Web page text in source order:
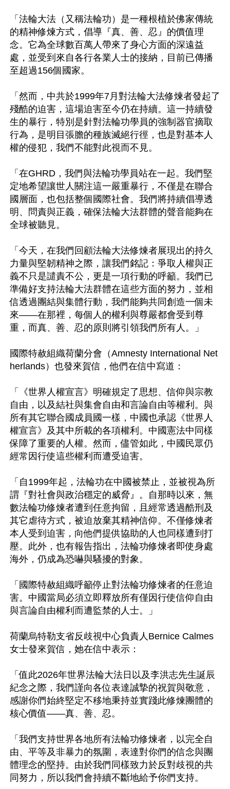
「法輪大法（又稱法輪功）是一種根植於佛家傳統
的精神修煉方式，倡導『真、善、忍』的價值理
念。它為全球數百萬人帶來了身心方面的深遠益
處，並受到來自各行各業人士的接納，目前已傳播
至超過156個國家。
「然而，中共於1999年7月對法輪大法修煉者發起了
殘酷的迫害，這場迫害至今仍在持續。這一持續發
生的暴行，特別是針對法輪功學員的強制器官摘取
行為，是明目張膽的種族滅絕行徑，也是對基本人
權的侵犯，我們不能對此視而不見。
「在GHRD，我們與法輪功學員站在一起。我們堅
定地希望讓世人關注這一嚴重暴行，不僅是在聯合
國層面，也包括整個國際社會。我們將持續倡導透
明、問責與正義，確保法輪大法群體的聲音能夠在
全球被聽見。
「今天，在我們回顧法輪大法修煉者展現出的持久
力量與堅韌精神之際，讓我們銘記：爭取人權與正
義不只是譴責不公，更是一項行動的呼籲。我們已
準備好支持法輪大法群體在這些方面的努力，並相
信透過團結與集體行動，我們能夠共同創造一個未
來——在那裡，每個人的權利與尊嚴都會受到尊
重，而真、善、忍的原則將引領我們所有人。」
國際特赦組織荷蘭分會（Amnesty International Net
herlands）也發來賀信，他們在信中寫道：
「《世界人權宣言》明確規定了思想、信仰與宗教
自由，以及結社與集會自由和言論自由等權利。與
所有其它聯合國成員國一樣，中國也承認《世界人
權宣言》及其中所載的各項權利。中國憲法中同樣
保障了重要的人權。然而，儘管如此，中國民眾仍
經常因行使這些權利而遭受迫害。
「自1999年起，法輪功在中國被禁止，並被視為所
謂『對社會與政治穩定的威脅』。自那時以來，無
數法輪功修煉者遭到任意拘留，且經常透過酷刑及
其它虐待方式，被迫放棄其精神信仰。不僅修煉者
本人受到迫害，向他們提供協助的人也同樣遭到打
壓。此外，也有報告指出，法輪功修煉者即使身處
海外，仍成為恐嚇與騷擾的對象。
「國際特赦組織呼籲停止對法輪功修煉者的任意迫
害。中國當局必須立即釋放所有僅因行使信仰自由
與言論自由權利而遭監禁的人士。」
荷蘭烏特勒支省反歧視中心負責人Bernice Calmes
女士發來賀信，她在信中表示：
「值此2026年世界法輪大法日以及李洪志先生誕辰
紀念之際，我們謹向各位表達誠摯的祝賀與敬意，
感謝你們始終堅定不移地秉持並實踐此修煉團體的
核心價值——真、善、忍。
「我們支持世界各地所有法輪功修煉者，以完全自
由、平等及非暴力的氛圍，表達對你們的信念與團
體理念的堅持。由於我們同樣致力於反對歧視的共
同努力，所以我們會持續不斷地給予你們支持。